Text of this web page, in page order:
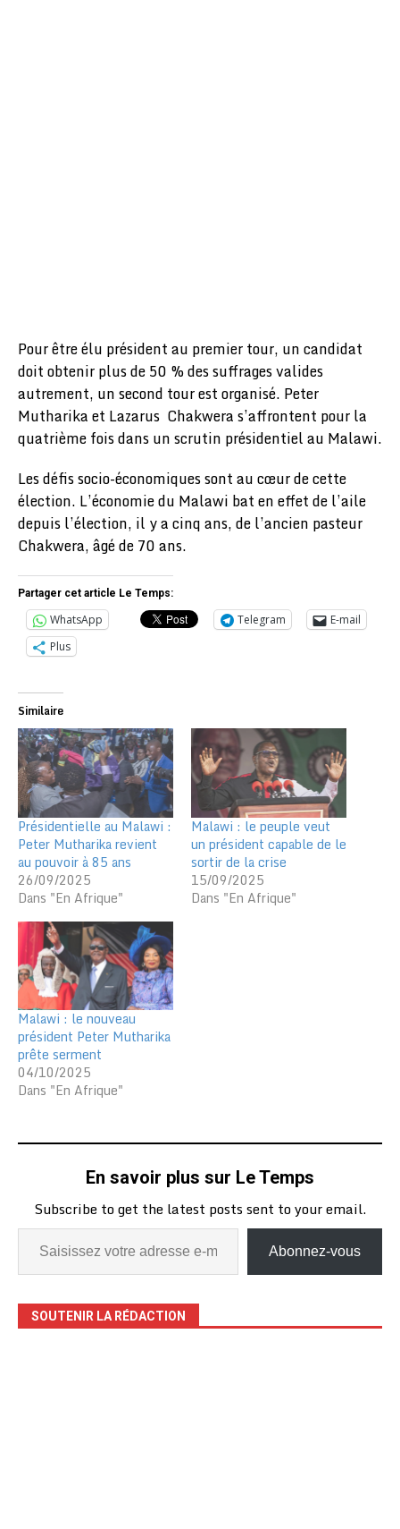
Pour être élu président au premier tour, un candidat
doit obtenir plus de 50 % des suffrages valides
autrement, un second tour est organisé. Peter
Mutharika et Lazarus Chakwera s’affrontent pour la
quatrième fois dans un scrutin présidentiel au Malawi.
Les défis socio-économiques sont au cœur de cette
élection. L’économie du Malawi bat en effet de l’aile
depuis l’élection, il y a cinq ans, de l’ancien pasteur
Chakwera, âgé de 70 ans.
Partager cet article Le Temps:
WhatsApp Telegram
E-mail
Plus
Similaire
Présidentielle au Malawi :
Peter Mutharika revient
au pouvoir à 85 ans
26/09/2025
Dans "En Afrique"
Malawi : le peuple veut
un président capable de le
sortir de la crise
15/09/2025
Dans "En Afrique"
Malawi : le nouveau
président Peter Mutharika
prête serment
04/10/2025
Dans "En Afrique"
En savoir plus sur Le Temps
Subscribe to get the latest posts sent to your email.
Abonnez-vous
SOUTENIR LA RÉDACTION